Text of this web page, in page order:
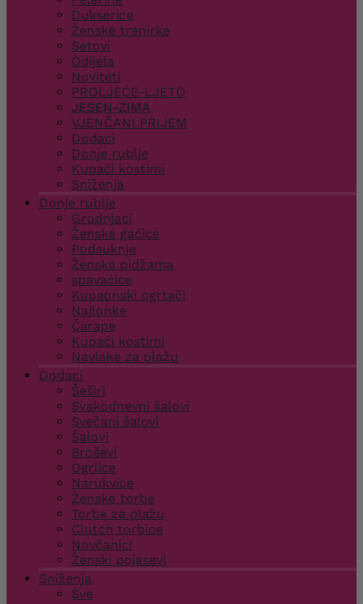
Dukserice
Ženske trenirke
Setovi
Odijela
Noviteti
PROLJEĆE-LJETO
JESEN-ZIMA
VJENČANI PRIJEM
Dodaci
Donje rublje
Kupaći kostimi
Sniženja
Donje rublje
Grudnjaci
Ženske gaćice
Podsuknje
Ženska pidžama
spavaćice
Kupaonski ogrtači
Najlonke
Čarape
Kupaći kostimi
Navlake za plažu
Dodaci
Šeširi
Svakodnevni šalovi
Svečani šalovi
Šalovi
Broševi
Ogrlice
Narukvice
Ženske torbe
Torbe za plažu
Clutch torbice
Novčanici
Ženski pojasevi
Sniženja
Sve